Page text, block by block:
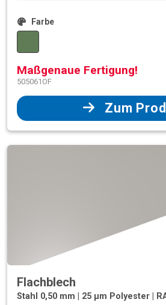
Farbe
Maßgenaue Fertigung!
505061OF
Zum
Flachblech
Stahl 0,50 mm | 25 µm Polyester |